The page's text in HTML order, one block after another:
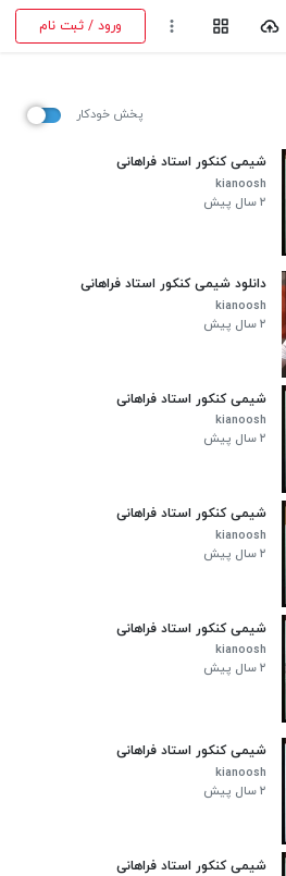
ورود / ثبت نام
پخش خودکار
شیمی کنکور استاد فراهانی
kianoosh
۲ سال پیش
دانلود شیمی کنکور استاد فراهانی
kianoosh
۲ سال پیش
شیمی کنکور استاد فراهانی
kianoosh
۲ سال پیش
شیمی کنکور استاد فراهانی
kianoosh
۲ سال پیش
شیمی کنکور استاد فراهانی
kianoosh
۲ سال پیش
شیمی کنکور استاد فراهانی
kianoosh
۲ سال پیش
شیمی کنکور استاد فراهانی